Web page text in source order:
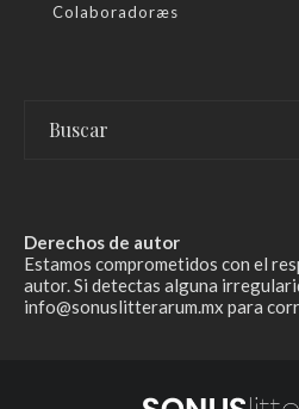
Colaboradoræs
Derechos de autor
Estamos comprometidos con el
autor. Si detectas alguna
info@sonuslitterarum.mx para